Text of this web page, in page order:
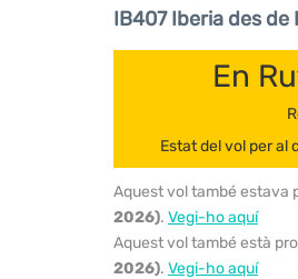
IB407 Iberia des de
En
Estat del vol per al
Aquest vol també estava
2026). Vegi-ho aquí
Aquest vol també està
2026). Vegi-ho aquí